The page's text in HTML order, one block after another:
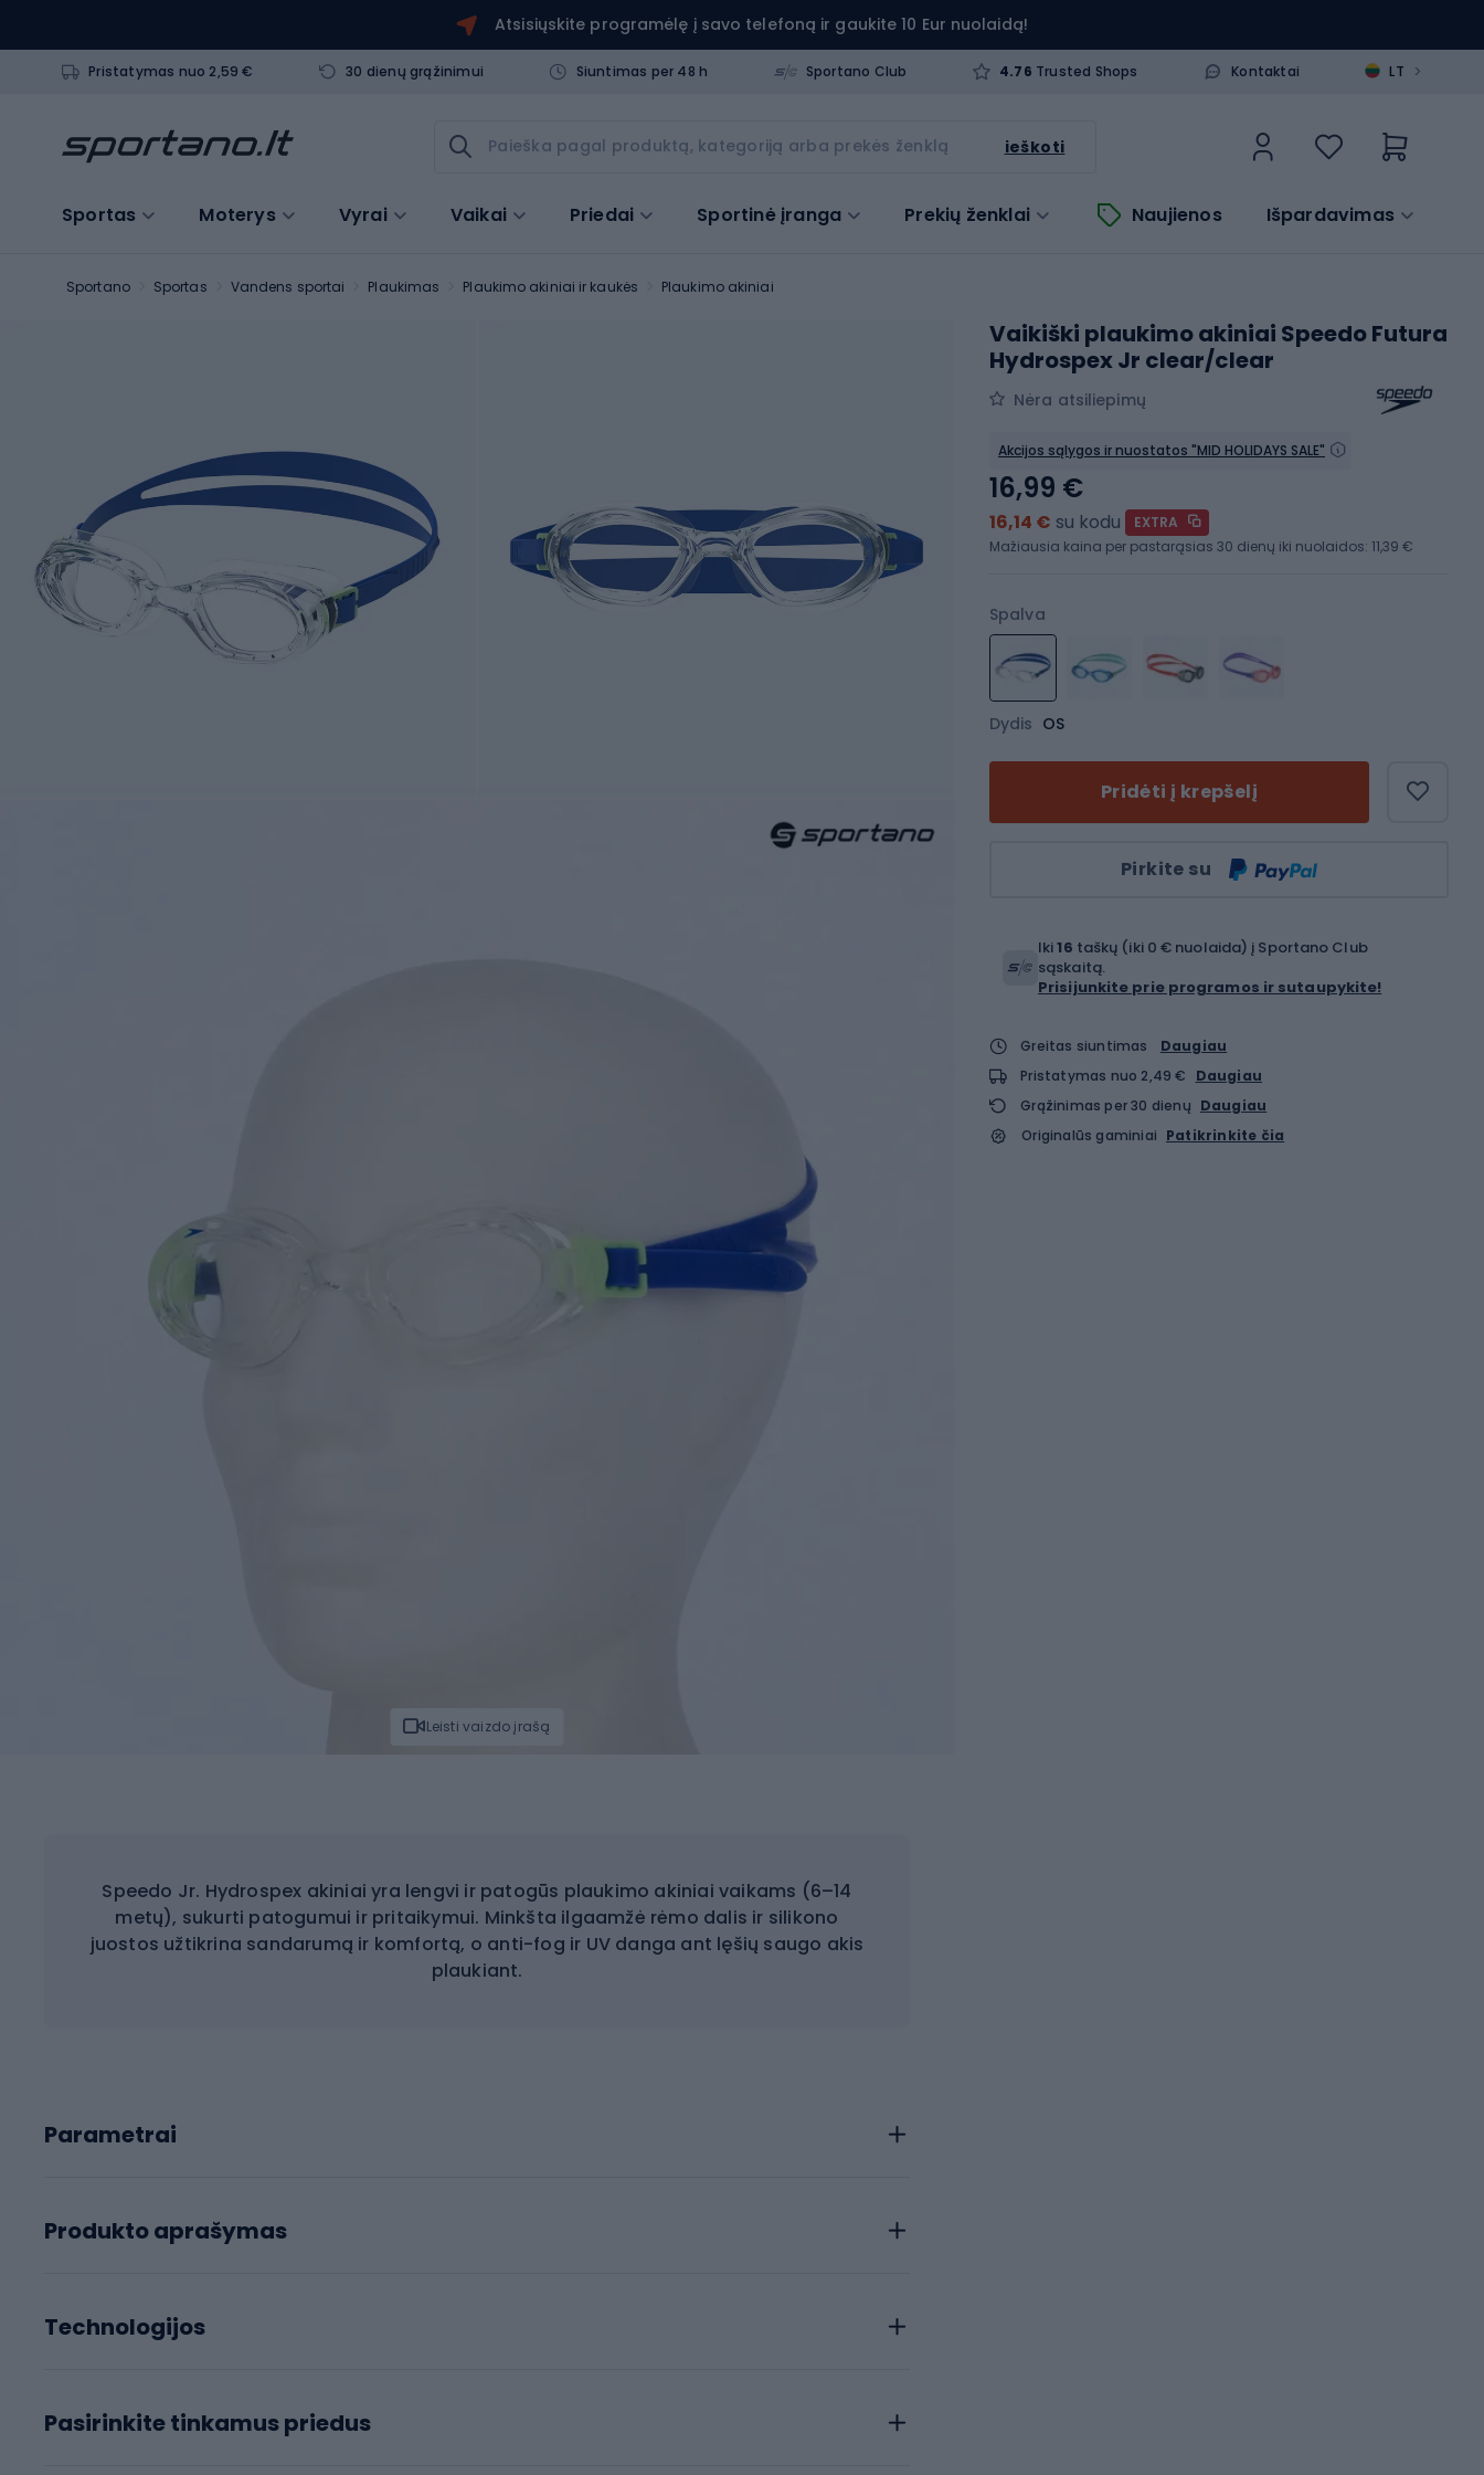
Atsisiųskite programėlę į savo telefoną ir gaukite 10 Eur nuolaidą!
Pristatymas nuo 2,59 € 30 dienų grąžinimui Siuntimas per 48 h Sportano Club 4.76 Trusted Shops Kontaktai LT >
ieškoti
Sportas Moterys Vyrai Vaikai Priedai Sportinė įranga Prekių ženklai Naujienos Išpardavimas
Sportano Sportas Vandens sportai Plaukimas Plaukimo akiniai ir kaukės Plaukimo akiniai
Leisti vaizdo įrašą
Speedo Jr. Hydrospex akiniai yra lengvi ir patogūs plaukimo akiniai vaikams (6–14
metų), sukurti patogumui ir pritaikymui. Minkšta ilgaamžė rėmo dalis ir silikono
juostos užtikrina sandarumą ir komfortą, o anti-fog ir UV danga ant lęšių saugo akis
plaukiant.
Parametrai
Produkto aprašymas
Technologijos
Pasirinkite tinkamus priedus
Vaikiški plaukimo akiniai Speedo Futura
Hydrospex Jr clear/clear
Nėra atsiliepimų
Akcijos sąlygos ir nuostatos "MID HOLIDAYS SALE"
Spalva
Dydis OS
Pridėti į krepšelį
Pirkite su
16,99 €
16,14 € su kodu
EXTRA
Mažiausia kaina per pastarąsias 30 dienų iki nuolaidos: 11,39 €
Iki16 taškų (iki 0 € nuolaida) į Sportano Club
sąskaitą.
Prisijunkite prie programos ir sutaupykite!
Greitas siuntimas
Daugiau
Pristatymas nuo 2,49 €
Daugiau
Grąžinimas per 30 dienų Daugiau
Originalūs gaminiai Patikrinkite čia